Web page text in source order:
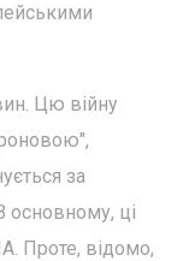
Цю війну
за
основному, ці
Проте, відомо,